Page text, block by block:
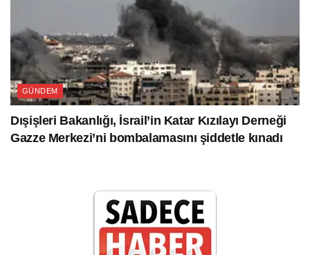
GÜNDEM
Dışişleri Bakanlığı, İsrail’in Katar Kızılayı Derneği
Gazze Merkezi’ni bombalamasını şiddetle kınadı